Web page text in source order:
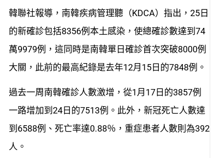
韓聯社報導，南韓疾病管理聽（KDCA）指出，25日
的新確診包括8356例本土感染，使總確診數達到74
萬9979例，這同時是南韓單日確診首次突破8000例
大關，此前的最高紀錄是去年12月15日的7848例。
過去一周南韓確診人數激增，從1月17日的3857例
一路增加到24日的7513例。此外，新冠死亡人數達
到6588例、死亡率達0.88％，重症患者人數則為392
人。